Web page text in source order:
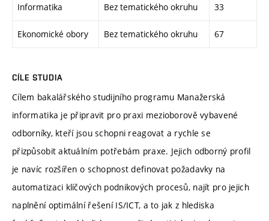
Informatika Bez tematického okruhu 33
Ekonomické obory Bez tematického okruhu 67
CÍLE STUDIA
Cílem bakalářského studijního programu Manažerská
informatika je připravit pro praxi mezioborově vybavené
odborníky, kteří jsou schopni reagovat a rychle se
přizpůsobit aktuálním potřebám praxe. Jejich odborný profil
je navíc rozšířen o schopnost definovat požadavky na
automatizaci klíčových podnikových procesů, najít pro jejich
naplnění optimální řešení IS/ICT, a to jak z hlediska